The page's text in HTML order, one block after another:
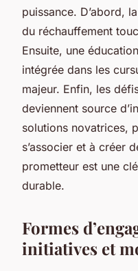
puissance. D’abord,
du réchauffement
Ensuite, une
intégrée dans les
majeur. Enfin, les
deviennent source
solutions novatrices,
s’associer et à créer
prometteur est une
durable.
Formes
initiatives et